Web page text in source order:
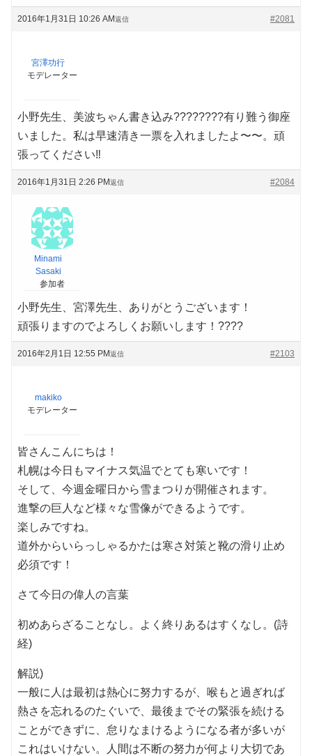
2016年1月31日 10:26 AM #2081
返信
宮澤功行
モデレーター
小野先生、美波ちゃん書き込み????????有り難う御座
いました。私は早速清き一票を入れましたよ〜〜。頑
張ってください‼️
2016年1月31日 2:26 PM #2084
返信
Minami
Sasaki
参加者
小野先生、宮澤先生、ありがとうございます！
頑張りますのでよろしくお願いします！????
2016年2月1日 12:55 PM #2103
返信
makiko
モデレーター
皆さんこんにちは！
札幌は今日もマイナス気温でとても寒いです！
そして、今週金曜日から雪まつりが開催されます。
進撃の巨人など様々な雪像ができるようです。
楽しみですね。
道外からいらっしゃるかたは寒さ対策と靴の滑り止め
必須です！
さて今日の偉人の言葉
初めあらざることなし。よく終りあるはすくなし。(詩
経)
解説)
一般に人は最初は熱心に努力するが、喉もと過ぎれば
熱さを忘れるのたぐいで、最後までその緊張を続ける
ことができずに、怠りなまけるようになる者が多いが
これはいけない。人間は不断の努力が何より大切であ